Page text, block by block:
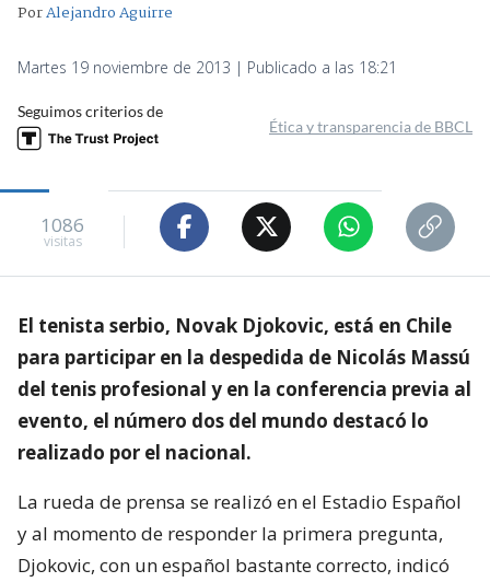
PorAlejandro Aguirre
Martes 19 noviembre de 2013 | Publicado a las 18:21
Seguimos criterios de
Ética y transparencia de BBCL
1086
visitas
El tenista serbio, Novak Djokovic, está en Chile
para participar en la despedida de Nicolás Massú
del tenis profesional y en la conferencia previa al
evento, el número dos del mundo destacó lo
realizado por el nacional.
La rueda de prensa se realizó en el Estadio Español
y al momento de responder la primera pregunta,
Djokovic, con un español bastante correcto, indicó